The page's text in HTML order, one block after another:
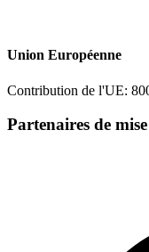
Union Européenne
Contribution de l'UE:
Partenaires de